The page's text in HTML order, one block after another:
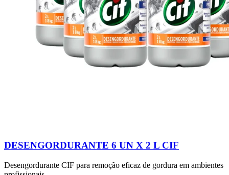
DESENGORDURANTE 6 UN X 2 L CIF
Desengordurante CIF para remoção eficaz de gordura em ambientes